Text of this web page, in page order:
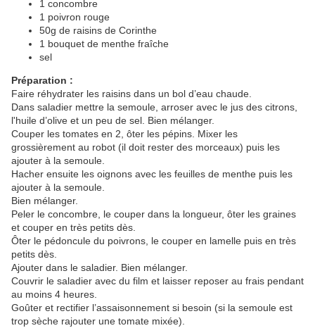
1 concombre
1 poivron rouge
50g de raisins de Corinthe
1 bouquet de menthe fraîche
sel
Préparation :
Faire réhydrater les raisins dans un bol d’eau chaude.
Dans saladier mettre la semoule, arroser avec le jus des citrons,
l'huile d’olive et un peu de sel. Bien mélanger.
Couper les tomates en 2, ôter les pépins. Mixer les
grossièrement au robot (il doit rester des morceaux) puis les
ajouter à la semoule.
Hacher ensuite les oignons avec les feuilles de menthe puis les
ajouter à la semoule.
Bien mélanger.
Peler le concombre, le couper dans la longueur, ôter les graines
et couper en très petits dès.
Ôter le pédoncule du poivrons, le couper en lamelle puis en très
petits dès.
Ajouter dans le saladier. Bien mélanger.
Couvrir le saladier avec du film et laisser reposer au frais pendant
au moins 4 heures.
Goûter et rectifier l’assaisonnement si besoin (si la semoule est
trop sèche rajouter une tomate mixée).